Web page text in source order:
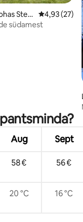
Step
Keskmine
4,93 (27)
südamest
Aug Sept
58 € 56 €
20 °C 16 °C